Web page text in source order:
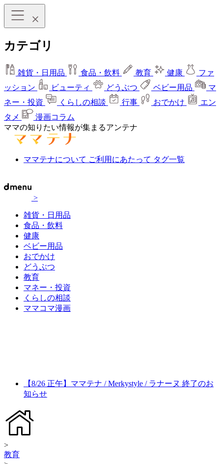
カテゴリ
雑貨・日用品 食品・飲料 教育 健康
ファ
ッション
ビューティ どうぶつ ベビー用品
マ
ネー・投資
くらしの相談 行事 おでかけ
エン
タメ
漫画コラム
ママの知りたい情報が集まるアンテナ
ママテナについて ご利用にあたって タグ一覧
>
雑貨・日用品
食品・飲料
健康
ベビー用品
おでかけ
どうぶつ
教育
マネー・投資
くらしの相談
ママコマ漫画
【8/26 正午】ママテナ / Merkystyle / ラナーヌ 終了のお
知らせ
>
教育